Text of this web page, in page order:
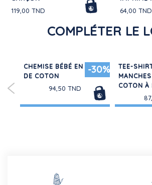
119,00 TND 64,00 TND
COMPLÉTER LE
-30%
CHEMISE BÉBÉ EN GAZE
DE COTON
94,50 TND
TEE-
COTON À